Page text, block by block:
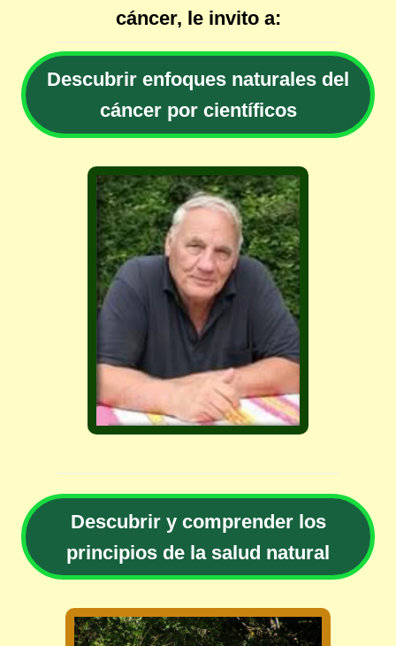
cáncer, le invito a:
Descubrir enfoques naturales del
cáncer por científicos
Descubrir y comprender los
principios de la salud natural